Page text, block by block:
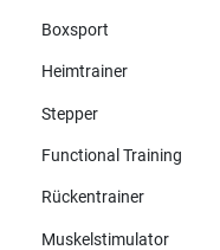
Boxsport
Heimtrainer
Stepper
Functional Training
Rückentrainer
Muskelstimulator